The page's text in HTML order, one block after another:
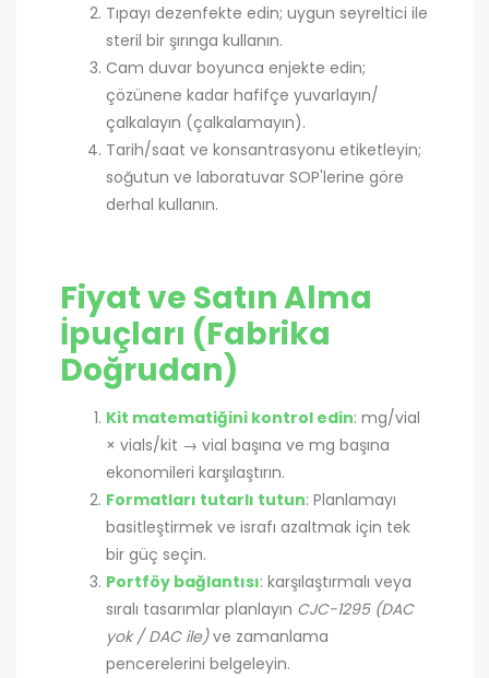
Tıpayı dezenfekte edin; uygun seyreltici ile
steril bir şırınga kullanın.
Cam duvar boyunca enjekte edin;
çözünene kadar hafifçe yuvarlayın/
çalkalayın (çalkalamayın).
Tarih/saat ve konsantrasyonu etiketleyin;
soğutun ve laboratuvar SOP'lerine göre
derhal kullanın.
Fiyat ve Satın Alma
İpuçları (Fabrika
Doğrudan)
Kit matematiğini kontrol edin: mg/vial
× vials/kit → vial başına ve mg başına
ekonomileri karşılaştırın.
Formatları tutarlı tutun: Planlamayı
basitleştirmek ve israfı azaltmak için tek
bir güç seçin.
Portföy bağlantısı: karşılaştırmalı veya
sıralı tasarımlar planlayın CJC-1295 (DAC
yok / DAC ile)ve zamanlama
pencerelerini belgeleyin.